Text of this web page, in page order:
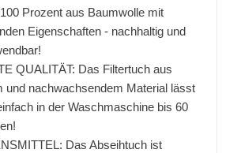
Prozent aus Baumwolle mit
Eigenschaften - nachhaltig und
QUALITÄT: Das Filtertuch aus
und nachwachsendem Material lässt
in der Waschmaschine bis 60
Das Abseihtuch ist